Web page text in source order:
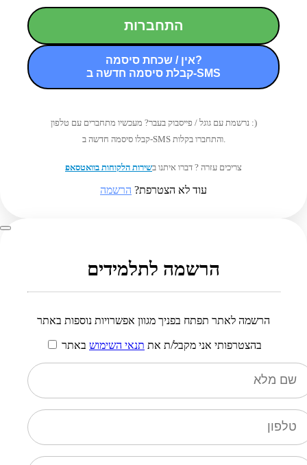
התחברות
אין / שכחת סיסמה?
קבלת סיסמה חדשה ב-SMS
נרשמת עם גוגל / פייסבוק בעבר? מעכשיו מתחברים עם טלפון :)
קבלו סיסמה חדשה ב-SMS והתחברו בקלות.
צריכים עזרה ? דברו איתנו בשירות הלקוחות בוואטסאפ
עוד לא הצטרפת? הרשמה
הרשמה לתלמידים
הרשמה לאתר תפתח בפניך מגוון אפשרויות נוספות באתר
בהצטרפותי אני מקבל/ת את תנאי השימוש באתר